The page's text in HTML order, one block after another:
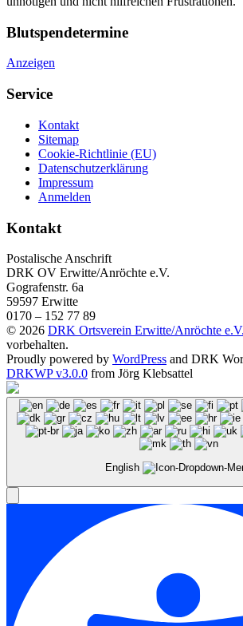
Blutspendetermine
Anzeigen
Service
Kontakt
Sitemap
Cookie-Richtlinie (EU)
Datenschutzerklärung
Impressum
Anmelden
Kontakt
Postalische Anschrift
DRK OV Erwitte/Anröchte e.V.
Gografenstr. 6a
59597 Erwitte
0170 – 152 77 89
© 2026 DRK Ortsverein Erwitte/Anröchte e.V.
vorbehalten.
Proudly powered by WordPress and DRK
DRKWP v3.0.0 from Jörg Klebsattel
English